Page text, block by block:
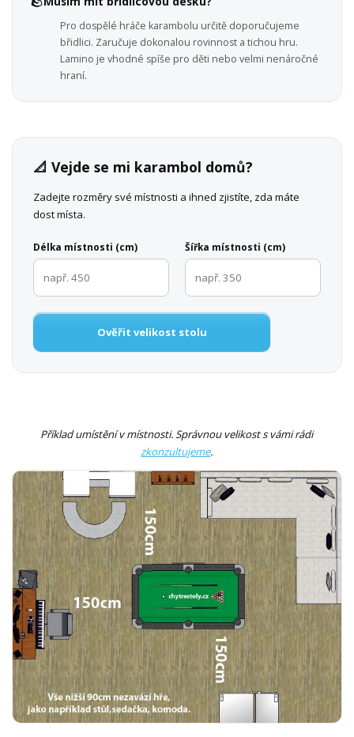
Pro dospělé hráče karambolu určitě doporučujeme
břidlici. Zaručuje dokonalou rovinnost a tichou hru.
Lamino je vhodné spíše pro děti nebo velmi nenáročné
hraní.
📐 Vejde se mi karambol domů?
Zadejte rozměry své místnosti a ihned zjistíte, zda máte
dost místa.
Délka místnosti (cm) Šířka místnosti (cm)
Ověřit velikost stolu
Příklad umístění v místnosti. Správnou velikost s vámi rádi
zkonzultujeme.